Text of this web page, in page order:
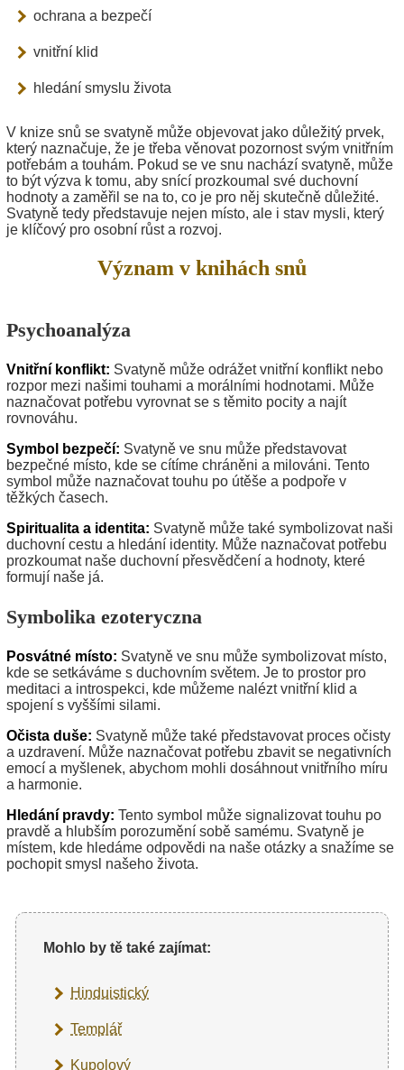
ochrana a bezpečí
vnitřní klid
hledání smyslu života
V knize snů se svatyně může objevovat jako důležitý prvek,
který naznačuje, že je třeba věnovat pozornost svým vnitřním
potřebám a touhám. Pokud se ve snu nachází svatyně, může
to být výzva k tomu, aby snící prozkoumal své duchovní
hodnoty a zaměřil se na to, co je pro něj skutečně důležité.
Svatyně tedy představuje nejen místo, ale i stav mysli, který
je klíčový pro osobní růst a rozvoj.
Význam v knihách snů
Psychoanalýza
Vnitřní konflikt: Svatyně může odrážet vnitřní konflikt nebo
rozpor mezi našimi touhami a morálními hodnotami. Může
naznačovat potřebu vyrovnat se s těmito pocity a najít
rovnováhu.
Symbol bezpečí: Svatyně ve snu může představovat
bezpečné místo, kde se cítíme chráněni a milováni. Tento
symbol může naznačovat touhu po útěše a podpoře v
těžkých časech.
Spiritualita a identita: Svatyně může také symbolizovat naši
duchovní cestu a hledání identity. Může naznačovat potřebu
prozkoumat naše duchovní přesvědčení a hodnoty, které
formují naše já.
Symbolika ezoteryczna
Posvátné místo: Svatyně ve snu může symbolizovat místo,
kde se setkáváme s duchovním světem. Je to prostor pro
meditaci a introspekci, kde můžeme nalézt vnitřní klid a
spojení s vyššími silami.
Očista duše: Svatyně může také představovat proces očisty
a uzdravení. Může naznačovat potřebu zbavit se negativních
emocí a myšlenek, abychom mohli dosáhnout vnitřního míru
a harmonie.
Hledání pravdy: Tento symbol může signalizovat touhu po
pravdě a hlubším porozumění sobě samému. Svatyně je
místem, kde hledáme odpovědi na naše otázky a snažíme se
pochopit smysl našeho života.
Mohlo by tě také zajímat:
Hinduistický
Templář
Kupolový